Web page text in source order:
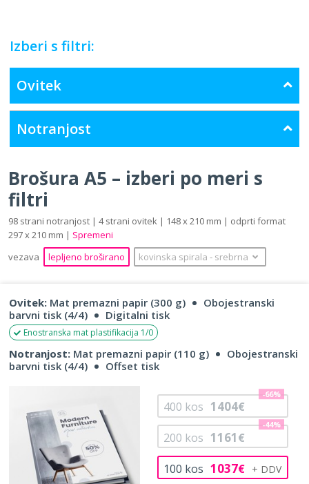
Izberi s filtri:
Ovitek
Notranjost
Brošura A5 – izberi po meri s
filtri
98 strani notranjost | 4 strani ovitek | 148 x 210 mm | odprti format
297 x 210 mm | Spremeni
vezava
lepljeno broširano kovinska spirala ‐ srebrna
Ovitek: Mat premazni papir (300 g)
Obojestranski
barvni tisk (4/4)
Digitalni tisk
Enostranska mat plastifikacija 1/0
Notranjost: Mat premazni papir (110 g)
Obojestranski
barvni tisk (4/4)
Offset tisk
100 kos 1037€
200 kos 1161€
-44%
400 kos 1404€
-66%